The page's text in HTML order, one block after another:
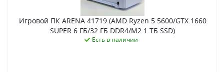
Игровой ПК ARENA 41719 (AMD Ryzen 5 5600/GTX 1660
SUPER 6 ГБ/32 ГБ DDR4/M2 1 ТБ SSD)
Есть в наличии